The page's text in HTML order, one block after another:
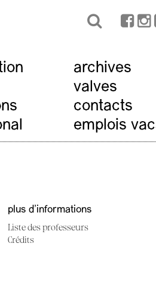
archives
valves
contacts
emplois
plus d'informations
Liste des professeurs
Crédits